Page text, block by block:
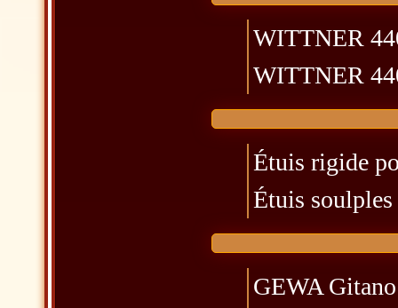
WITTNER
WITTNER
Étuis rigide
Étuis
GEWA